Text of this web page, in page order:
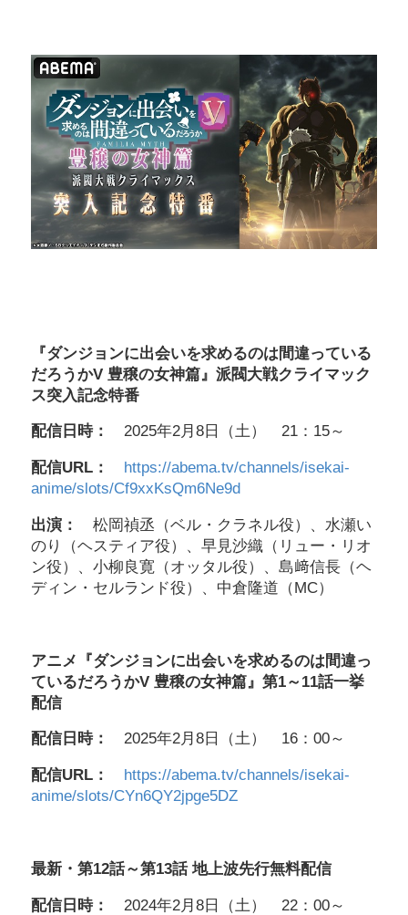
『ダンジョンに出会いを求めるのは間違っている
だろうかV 豊穣の女神篇』派閥大戦クライマック
ス突入記念特番
配信日時： 2025年2月8日（土） 21：15～
配信URL：
https://abema.tv/channels/isekai-
anime/slots/Cf9xxKsQm6Ne9d
出演：
松岡禎丞（ベル・クラネル役）、水瀬い
のり（ヘスティア役）、早見沙織（リュー・リオ
ン役）、小柳良寛（オッタル役）、島﨑信長（ヘ
ディン・セルランド役）、中倉隆道（MC）
アニメ『ダンジョンに出会いを求めるのは間違っ
ているだろうかV 豊穣の女神篇』第1～11話一挙
配信
配信日時： 2025年2月8日（土） 16：00～
配信URL：
https://abema.tv/channels/isekai-
anime/slots/CYn6QY2jpge5DZ
最新・第12話～第13話 地上波先行無料配信
配信日時： 2024年2月8日（土） 22：00～